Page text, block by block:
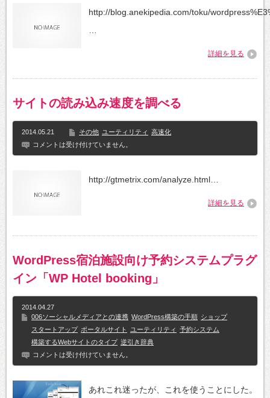
http://blog.anekipedia.com/toku/
詳細を見る
サイトの読み込み速度を調べる
2014.05.21 その他 ユーティリティ 高速化
コメントは受け付けていません。
http://gtmetrix.com/analyze.html…
詳細を見る
WordPress宿泊施設向け予約システムプラグ
イン「WP Hotel booking」
2014.04.27
006ソーシャルメディアとの連携 WordPress構築の手順 ショップ
スタートアップ ポータルサイト ユーティリティ 予約システム
構築するWebサイトのタイプ 逆引き辞典
コメントは受け付けていません。
あれこれ迷ったが、これを使うことにした。